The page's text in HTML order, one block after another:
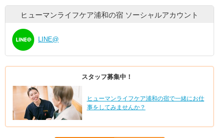
ヒューマンライフケア浦和の宿 ソーシャルアカウント
LINE@
スタッフ募集中！
ヒューマンライフケア浦和の宿で一緒にお仕
事をしてみませんか？